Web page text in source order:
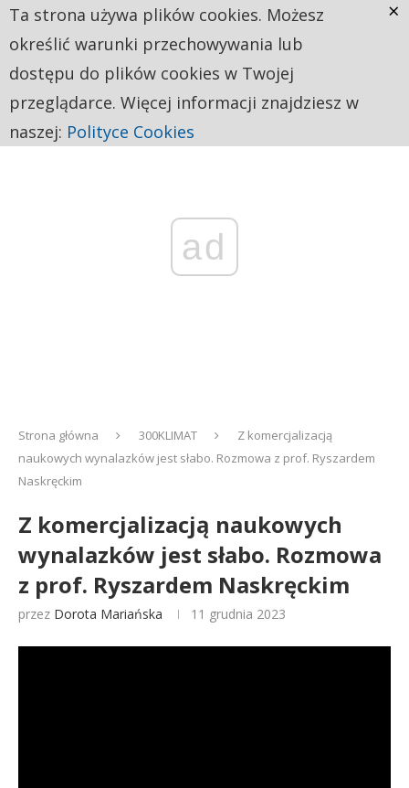
ad
Strona główna 300KLIMAT
Z komercjalizacją
naukowych wynalazków jest słabo. Rozmowa z prof. Ryszardem
Naskręckim
Z komercjalizacją naukowych
wynalazków jest słabo. Rozmowa
z prof. Ryszardem Naskręckim
przez Dorota Mariańska 11 grudnia 2023
Ta strona używa plików cookies. Możesz
określić warunki przechowywania lub
dostępu do plików cookies w Twojej
przeglądarce. Więcej informacji znajdziesz w
naszej: Polityce Cookies
×